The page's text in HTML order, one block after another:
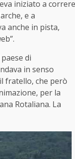
iniziato a correre
e a
anche in pista,
di
in senso
fratello, che però
per la
Rotaliana. La